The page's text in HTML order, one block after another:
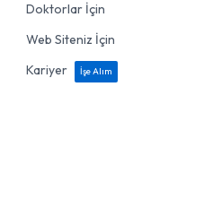
Doktorlar İçin
Web Siteniz İçin
Kariyer
İşe Alım